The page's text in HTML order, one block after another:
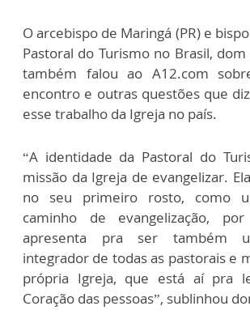
O arcebispo de Maringá (PR) e
Pastoral do Turismo no Brasil,
também falou ao A12.com
encontro e outras questões que
esse trabalho da Igreja no país.
“A identidade da Pastoral do
missão da Igreja de evangelizar.
no seu primeiro rosto, como
caminho de evangelização,
apresenta pra ser também
integrador de todas as pastorais e
própria Igreja, que está aí pra
Coração das pessoas”, sublinhou